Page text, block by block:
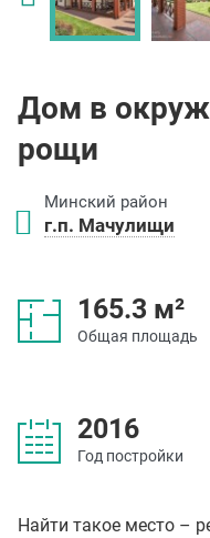
Дом в
рощи
Минский район
г.п. Мачулищи
165.3 м²
Общая площадь
2016
Год постройки
Найти такое место –